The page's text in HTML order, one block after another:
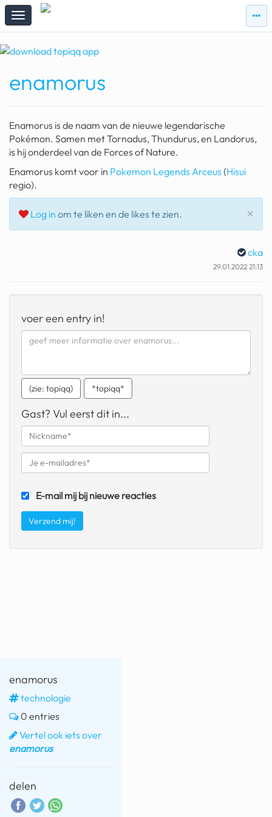
zie
topiqqs
zie
#vandaag
Topiqqs Reacties
ark van noach
pokemon kaarten
fomo
21.4 procent btw
deepseek
blokker
it really whips the llama s
ass
chinese automerken
boring phone
bakelse princess taart
dunkin donuts
ryanair
duitsland
chevrolet mohawk
enamorus
Enamorus is de naam van de nieuwe legendarische
Pokémon. Samen met Tornadus, Thundurus, en Landorus,
is hij onderdeel van de Forces of Nature.
Enamorus komt voor in Pokemon Legends Arceus (Hisui
regio).
×
Log in om te liken en de likes te zien.
cka
29.01.2022 21:13
voer een entry in!
(zie: topiqq) *topiqq*
Gast? Vul eerst dit in...
E-mail mij bij nieuwe reacties
enamorus
technologie
0 entries
Vertel ook iets over
enamorus
delen